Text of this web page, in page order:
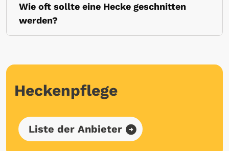
Wie oft sollte eine Hecke geschnitten
werden?
Heckenpflege
Liste der Anbieter